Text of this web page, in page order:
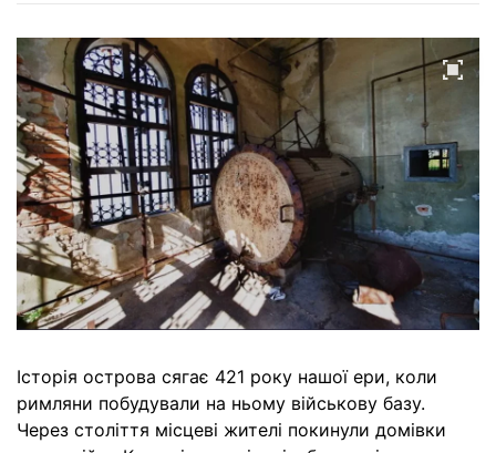
Історія острова сягає 421 року нашої ери, коли
римляни побудували на ньому військову базу.
Через століття місцеві жителі покинули домівки